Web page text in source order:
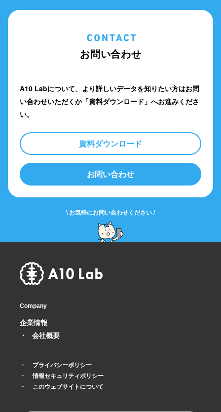
お問い合わせ
A10 Labについて、より詳しいデータを知りたい方はお問
い合わせいただくか「資料ダウンロード」へお進みくださ
い。
資料ダウンロード
お問い合わせ
\ お気軽にお問い合わせください /
Company
企業情報
会社概要
プライバシーポリシー
情報セキュリティポリシー
このウェブサイトについて